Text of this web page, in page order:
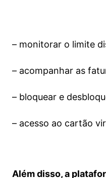
– monitorar o limite
– acompanhar as
– bloquear e
– acesso ao cartão
Além disso, a